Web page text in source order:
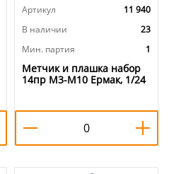
Артикул
11 940
В наличии
23
Мин. партия
1
Метчик и плашка набор
14пр М3-М10 Ермак, 1/24